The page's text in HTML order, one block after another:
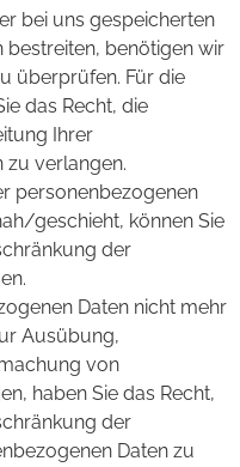
bei uns gespeicherten
bestreiten, benötigen wir
überprüfen. Für die
das Recht, die
Ihrer
zu verlangen.
personenbezogenen
geschieht, können Sie
der
Daten nicht mehr
Ausübung,
von
haben Sie das Recht,
der
Daten zu